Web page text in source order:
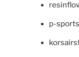
p-